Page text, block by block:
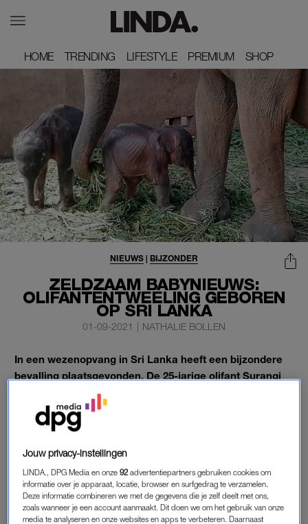
HOME
HOME TRENDING
TRENDING LIFESTYLE
LIFESTYLE PREMIUM
PREMIUM SHOP
SHOP
ZELDZAAM BABYNIEUWS:
OLIFANTENTWEELING GEBOREN
OP SRI LANKA
NIEUWS | BIJZONDER
01-09-2021 | NATHALIE BOLLEN
In een wezenopvang in Sri Lanka heeft een bijzondere
bevalling plaatsgevonden. De 25-jarige olifant Surangi
zette een olifantentweeling op de wereld.
De twee mannetjes maken het, evenals de moeder, goed.
OLIFANTENTWEELING
De tweeling, hun moeder en 17-jarige vader Pandu leven in
het Pinnawala Elephant Orphanage, een toeristische attractie
op Sri Lanka. Het is voor het eerst in de geschiedenis van het
Jouw privacy-instellingen
LINDA., DPG Media en onze92 advertentiepartners gebruiken cookies om
informatie over je apparaat, locatie, browser en surfgedrag te verzamelen.
Deze informatie combineren we met de gegevens die je zelf deelt met ons,
zoals wanneer je een account aanmaakt. Dit doen we om het gebruik van onze
media te analyseren en onze websites en apps te verbeteren. Daarnaast